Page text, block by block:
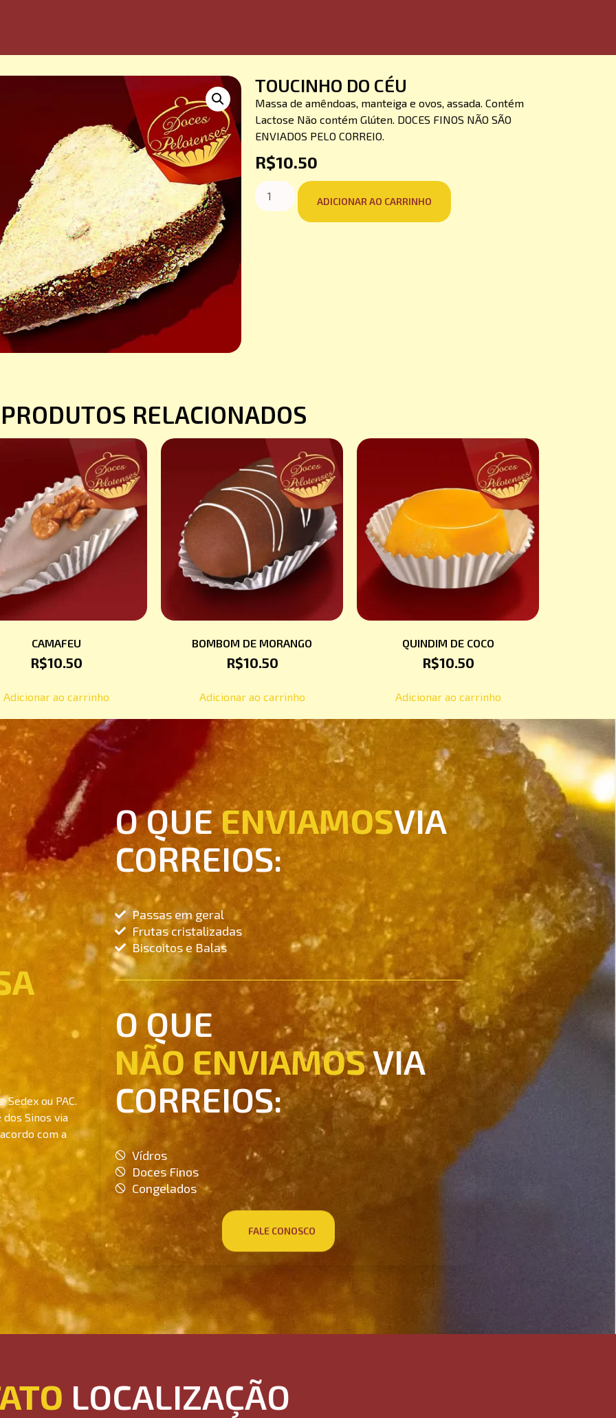
TOUCINHO DO CÉU
Massa de amêndoas, manteiga e ovos, assada. Contém
Lactose Não contém Glúten. DOCES FINOS NÃO SÃO
ENVIADOS PELO CORREIO.
R$10.50
ADICIONAR AO CARRINHO
PRODUTOS RELACIONADOS
CAMAFEU
R$10.50
Adicionar ao carrinho
BOMBOM DE MORANGO
R$10.50
Adicionar ao carrinho
QUINDIM DE COCO
R$10.50
Adicionar ao carrinho
ou PAC.
Sinos via
com a
O QUEENVIAMOSVIA
CORREIOS:
Passas em geral
Frutas cristalizadas
Biscoitos e Balas
O QUE
NÃO ENVIAMOSVIA
CORREIOS:
Vídros
Doces Finos
Congelados
FALE CONOSCO
LOCALIZAÇÃO